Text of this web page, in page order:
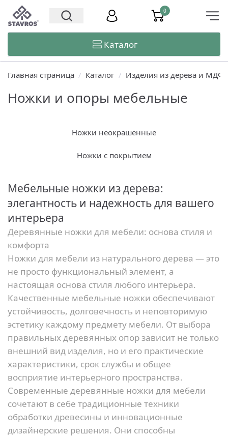
0
Каталог
Главная страница / Каталог / Изделия из дерева и МДФ
Ножки и опоры мебельные
Ножки неокрашенные
Ножки с покрытием
Мебельные ножки из дерева:
элегантность и надежность для вашего
интерьера
Деревянные ножки для мебели: основа стиля и
комфорта
Ножки для мебели из натурального дерева — это
не просто функциональный элемент, а
настоящая основа стиля любого интерьера.
Качественные мебельные ножки обеспечивают
устойчивость, долговечность и неповторимую
эстетику каждому предмету мебели. От выбора
правильных деревянных опор зависит не только
внешний вид изделия, но и его практические
характеристики, срок службы и общее
восприятие интерьерного пространства.
Современные деревянные ножки для мебели
сочетают в себе традиционные техники
обработки древесины и инновационные
дизайнерские решения. Они способны